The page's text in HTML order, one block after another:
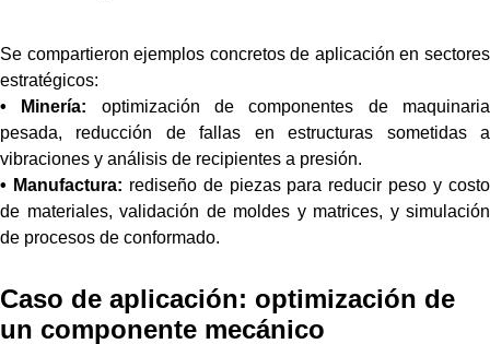
Se compartieron ejemplos concretos de aplicación en sectores
estratégicos:
• Minería: optimización de componentes de maquinaria
pesada, reducción de fallas en estructuras sometidas a
vibraciones y análisis de recipientes a presión.
• Manufactura: rediseño de piezas para reducir peso y costo
de materiales, validación de moldes y matrices, y simulación
de procesos de conformado.
Caso de aplicación: optimización de
un componente mecánico